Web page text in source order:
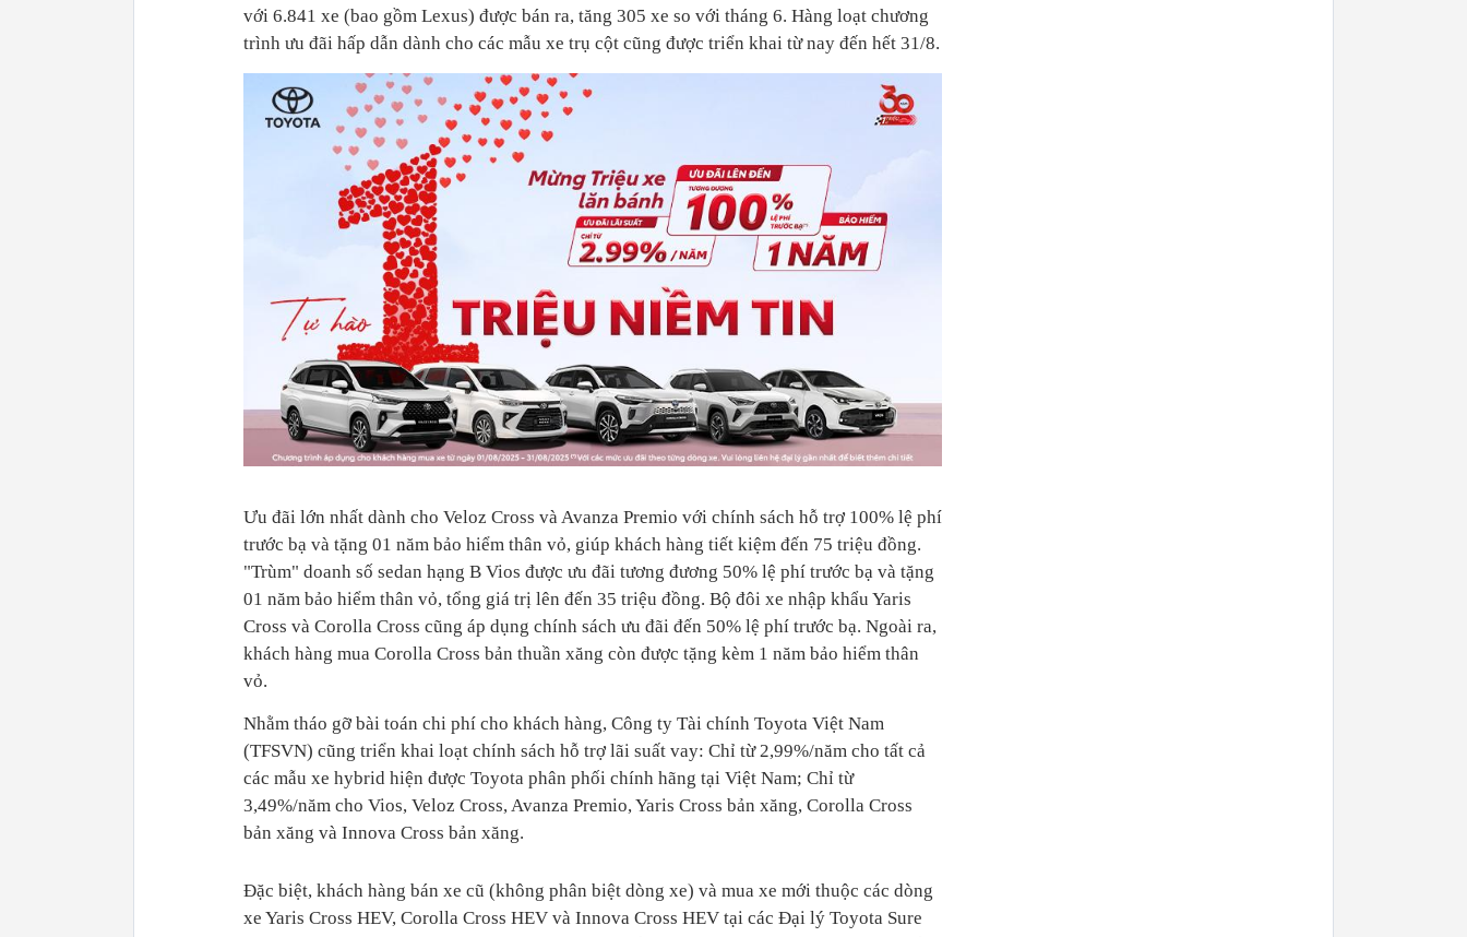
với 6.841 xe (bao gồm Lexus) được bán ra, tăng 305 xe so với tháng 6. Hàng loạt chương
trình ưu đãi hấp dẫn dành cho các mẫu xe trụ cột cũng được triển khai từ nay đến hết 31/8.
Ưu đãi lớn nhất dành cho Veloz Cross và Avanza Premio với chính sách hỗ trợ 100% lệ phí
trước bạ và tặng 01 năm bảo hiểm thân vỏ, giúp khách hàng tiết kiệm đến 75 triệu đồng.
"Trùm" doanh số sedan hạng B Vios được ưu đãi tương đương 50% lệ phí trước bạ và tặng
01 năm bảo hiểm thân vỏ, tổng giá trị lên đến 35 triệu đồng. Bộ đôi xe nhập khẩu Yaris
Cross và Corolla Cross cũng áp dụng chính sách ưu đãi đến 50% lệ phí trước bạ. Ngoài ra,
khách hàng mua Corolla Cross bản thuần xăng còn được tặng kèm 1 năm bảo hiểm thân
vỏ.
Nhằm tháo gỡ bài toán chi phí cho khách hàng, Công ty Tài chính Toyota Việt Nam
(TFSVN) cũng triển khai loạt chính sách hỗ trợ lãi suất vay: Chỉ từ 2,99%/năm cho tất cả
các mẫu xe hybrid hiện được Toyota phân phối chính hãng tại Việt Nam; Chỉ từ
3,49%/năm cho Vios, Veloz Cross, Avanza Premio, Yaris Cross bản xăng, Corolla Cross
bản xăng và Innova Cross bản xăng.
Đặc biệt, khách hàng bán xe cũ (không phân biệt dòng xe) và mua xe mới thuộc các dòng
xe Yaris Cross HEV, Corolla Cross HEV và Innova Cross HEV tại các Đại lý Toyota Sure